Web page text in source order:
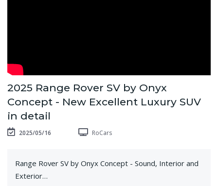
2025 Range Rover SV by Onyx
Concept - New Excellent Luxury SUV
in detail
2025/05/16 RoCars
Range Rover SV by Onyx Concept - Sound, Interior and
Exterior